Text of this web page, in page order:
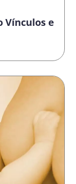
Vínculos e